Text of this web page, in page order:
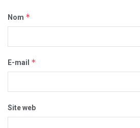
Nom *
E-mail *
Site web